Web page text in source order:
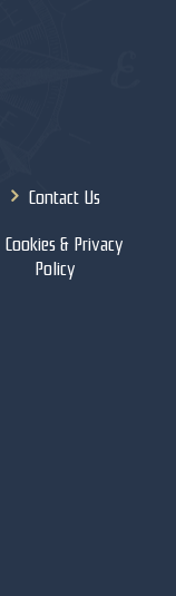
Contact Us
Cookies & Privacy
Policy